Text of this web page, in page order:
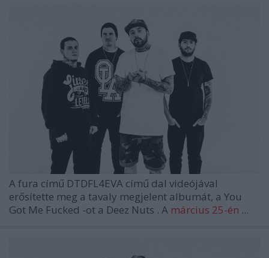
A fura című DTDFL4EVA című dal videójával
erősítette meg a tavaly megjelent albumát, a You
Got Me Fucked -ot a Deez Nuts . A március 25-én ...